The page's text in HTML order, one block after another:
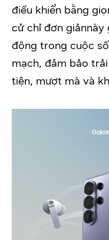
điều khiển bằng
cử chỉ đơn giảnnày
động trong cuộc
mạch, đảm bảo
tiện, mượt mà và